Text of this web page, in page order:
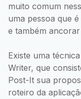
muito comum
uma pessoa que
e também
Existe uma
Writer, que
Post-It sua
roteiro da